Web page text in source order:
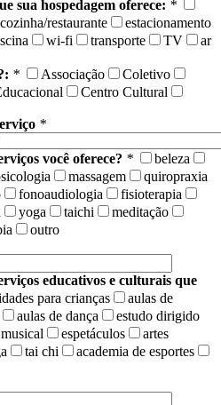
sua hospedagem oferece: *
cozinha/restaurante
estacionamento
wi-fi transporte TV
ar
* Associação
Coletivo
Centro Cultural
*
você oferece? *
beleza
massagem
quiropraxia
fonoaudiologia
fisioterapia
yoga taichi
meditação
outro
educativos e culturais que
para crianças
aulas de
aulas de dança
estudo dirigido
espetáculos
artes
tai chi
academia de esportes